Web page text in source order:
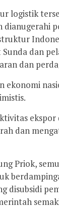
logistik
dan
dan
ekonomi
dan
Priok,
disubsidi